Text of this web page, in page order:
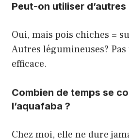
Peut-on utiliser d’autres
Oui, mais pois chiches =
Autres légumineuses?
efficace.
Combien de temps se
l’aquafaba ?
Chez moi, elle ne dure